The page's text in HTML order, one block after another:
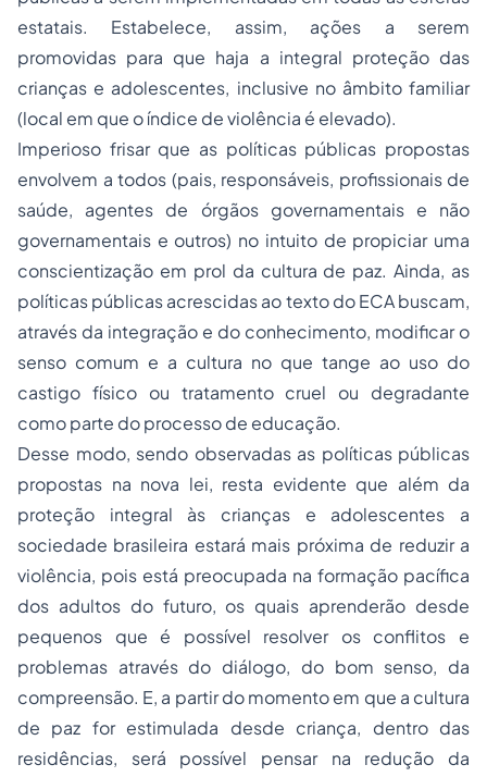
estatais. Estabelece, assim, ações a serem
promovidas para que haja a integral proteção das
crianças e adolescentes, inclusive no âmbito familiar
(local em que o índice de violência é elevado).
Imperioso frisar que as políticas públicas propostas
envolvem a todos (pais, responsáveis, profissionais de
saúde, agentes de órgãos governamentais e não
governamentais e outros) no intuito de propiciar uma
conscientização em prol da cultura de paz. Ainda, as
políticas públicas acrescidas ao texto do ECA buscam,
através da integração e do conhecimento, modificar o
senso comum e a cultura no que tange ao uso do
castigo físico ou tratamento cruel ou degradante
como parte do processo de educação.
Desse modo, sendo observadas as políticas públicas
propostas na nova lei, resta evidente que além da
proteção integral às crianças e adolescentes a
sociedade brasileira estará mais próxima de reduzir a
violência, pois está preocupada na formação pacífica
dos adultos do futuro, os quais aprenderão desde
pequenos que é possível resolver os conflitos e
problemas através do diálogo, do bom senso, da
compreensão. E, a partir do momento em que a cultura
de paz for estimulada desde criança, dentro das
residências, será possível pensar na redução da